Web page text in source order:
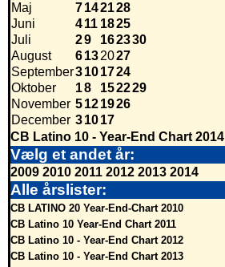
Maj
7142128
Juni
411 1825
Juli
29 162330
August
6132027
September3101724
Oktober
18 152229
November 5121926
December 31017
CB Latino 10 - Year-End Chart 2014
Vælg et andet år:
2009 2010 2011 2012 2013 2014
Alle årslister:
CB LATINO 20 Year-End-Chart 2010
CB Latino 10 Year-End Chart 2011
CB Latino 10 - Year-End Chart 2012
CB Latino 10 - Year-End Chart 2013